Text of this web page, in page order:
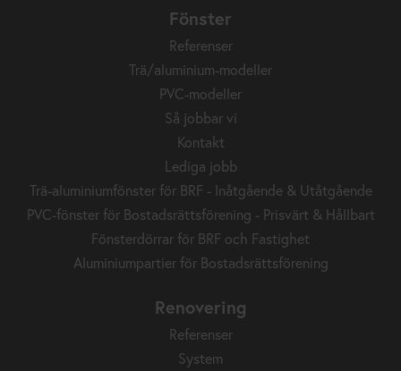
Fönster
Referenser
Trä/aluminium-modeller
PVC-modeller
Så jobbar vi
Kontakt
Lediga jobb
Trä-aluminiumfönster för BRF - Inåtgående & Utåtgående
PVC-fönster för Bostadsrättsförening - Prisvärt & Hållbart
Fönsterdörrar för BRF och Fastighet
Aluminiumpartier för Bostadsrättsförening
Renovering
Referenser
System